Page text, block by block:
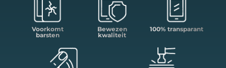
Voorkomt
barsten
Bewezen
kwaliteit
100% transparant